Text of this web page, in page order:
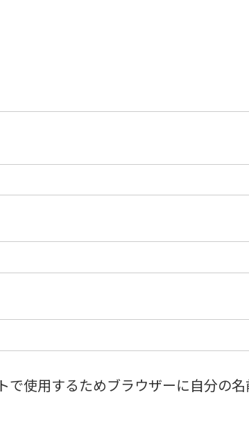
で使用するためブラウザーに自分の